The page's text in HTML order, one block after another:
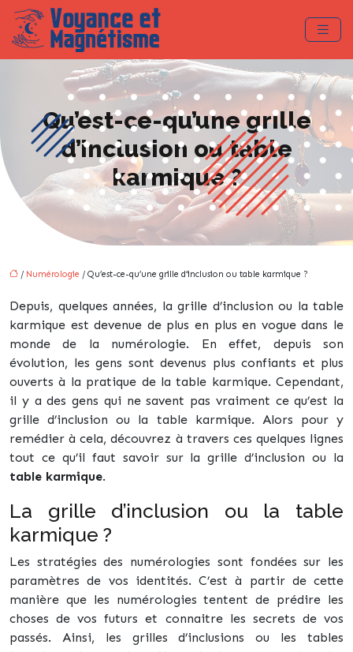
Qu’est-ce-qu’une grille
d’inclusion ou table
karmique ?
/ Numérologie / Qu’est-ce-qu’une grille d’inclusion ou table karmique ?
Depuis, quelques années, la grille d’inclusion ou la table
karmique est devenue de plus en plus en vogue dans le
monde de la numérologie. En effet, depuis son
évolution, les gens sont devenus plus confiants et plus
ouverts à la pratique de la table karmique. Cependant,
il y a des gens qui ne savent pas vraiment ce qu’est la
grille d’inclusion ou la table karmique. Alors pour y
remédier à cela, découvrez à travers ces quelques lignes
tout ce qu’il faut savoir sur la grille d’inclusion ou la
table karmique.
La grille d’inclusion ou la table
karmique ?
Les stratégies des numérologies sont fondées sur les
paramètres de vos identités. C’est à partir de cette
manière que les numérologies tentent de prédire les
choses de vos futurs et connaitre les secrets de vos
passés. Ainsi, les grilles d’inclusions ou les tables